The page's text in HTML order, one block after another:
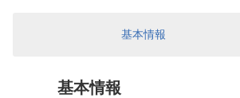
基本情報
基本情報